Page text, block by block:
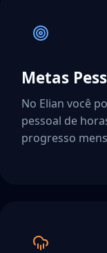
Metas
No Elian você
pessoal de
progresso